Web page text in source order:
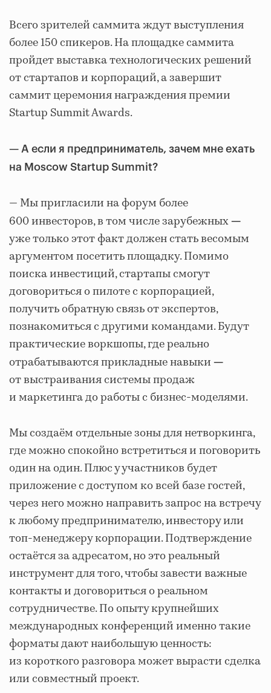
Всего зрителей саммита ждут выступления
более 150 спикеров. На площадке саммита
пройдет выставка технологических решений
от стартапов и корпораций, а завершит
саммит церемония награждения премии
Startup Summit Awards.
— А если я предприниматель, зачем мне ехать
на Moscow Startup Summit?
— Мы пригласили на форум более
600 инвесторов, в том числе зарубежных —
уже только этот факт должен стать весомым
аргументом посетить площадку. Помимо
поиска инвестиций, стартапы смогут
договориться о пилоте с корпорацией,
получить обратную связь от экспертов,
познакомиться с другими командами. Будут
практические воркшопы, где реально
отрабатываются прикладные навыки —
от выстраивания системы продаж
и маркетинга до работы с бизнес-моделями.
Мы создаём отдельные зоны для нетворкинга,
где можно спокойно встретиться и поговорить
один на один. Плюс у участников будет
приложение с доступом ко всей базе гостей,
через него можно направить запрос на встречу
к любому предпринимателю, инвестору или
топ-менеджеру корпорации. Подтверждение
остаётся за адресатом, но это реальный
инструмент для того, чтобы завести важные
контакты и договориться о реальном
сотрудничестве. По опыту крупнейших
международных конференций именно такие
форматы дают наибольшую ценность:
из короткого разговора может вырасти сделка
или совместный проект.